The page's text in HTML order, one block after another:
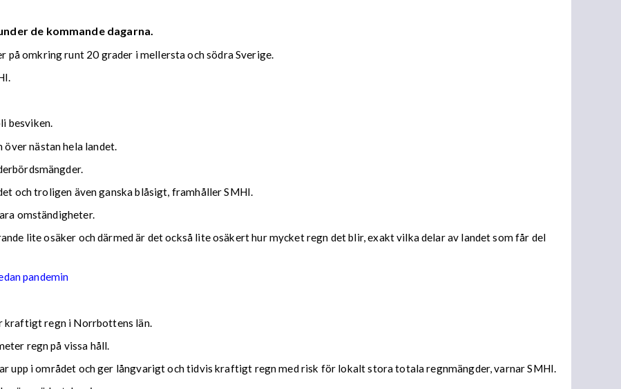
de kommande dagarna.
på omkring runt 20 grader i mellersta och södra Sverige.
besviken.
nästan hela landet.
och troligen även ganska blåsigt, framhåller SMHI.
omständigheter.
lite osäker och därmed är det också lite osäkert hur mycket regn det blir, exakt vilka delar av landet som får del
pandemin
kraftigt regn i Norrbottens län.
regn på vissa håll.
upp i området och ger långvarigt och tidvis kraftigt regn med risk för lokalt stora totala regnmängder, varnar SMHI.